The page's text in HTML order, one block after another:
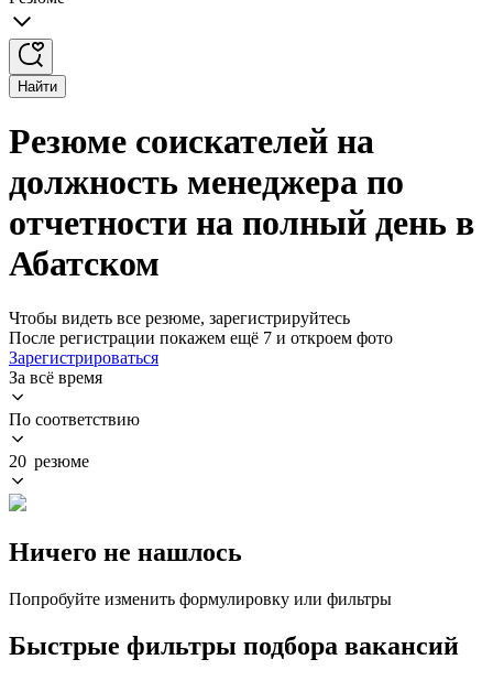
Найти
Резюме соискателей на
должность менеджера по
отчетности на полный день в
Абатском
Чтобы видеть все резюме, зарегистрируйтесь
После регистрации покажем ещё 7 и откроем фото
Зарегистрироваться
За всё время
По соответствию
20 резюме
Ничего не нашлось
Попробуйте изменить формулировку или фильтры
Быстрые фильтры подбора вакансий